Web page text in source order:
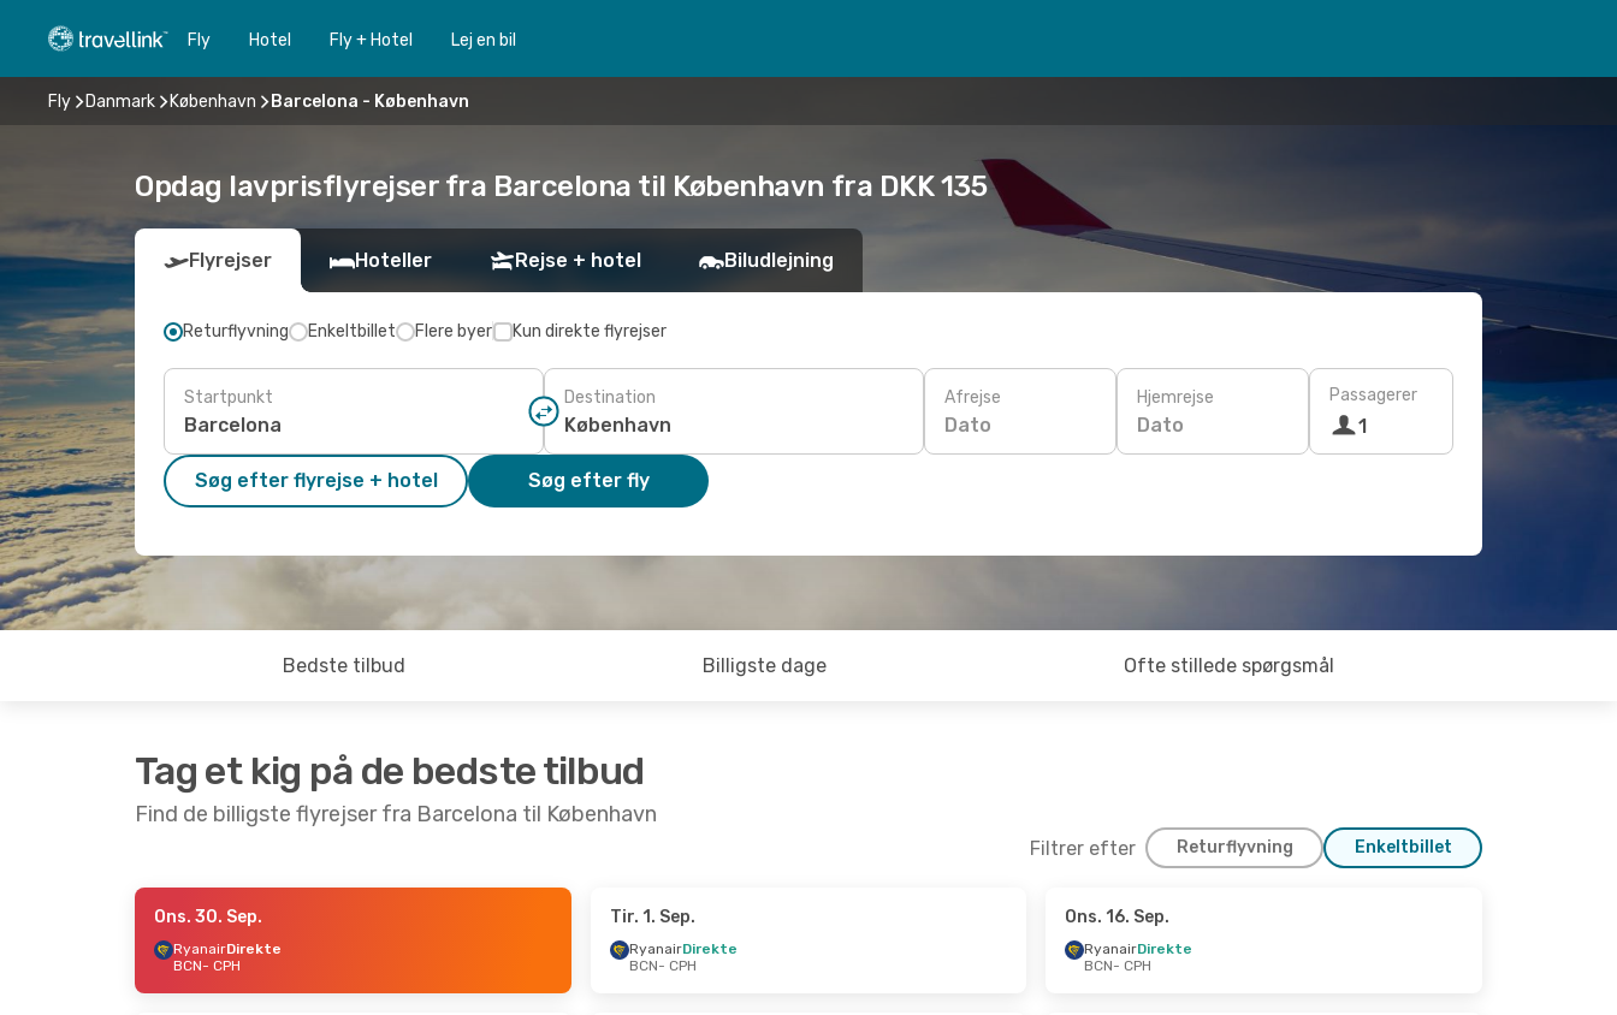
Fly Hotel Fly + Hotel Lej en bil
Fly Danmark København Barcelona - København
Opdag lavprisflyrejser fra Barcelona til København fra DKK 135
Flyrejser Hoteller Rejse + hotel Biludlejning
Returflyvning Enkeltbillet Flere byer Kun direkte flyrejser
Startpunkt Destination Afrejse
Dato
Hjemrejse
Dato
Passagerer
1
Søg efter flyrejse + hotel Søg efter fly
Bedste tilbud Billigste dage Ofte stillede spørgsmål
Tag et kig på de bedste tilbud
Find de billigste flyrejser fra Barcelona til København
Filtrer efter Returflyvning Enkeltbillet
- Ons. 9. Sep. - Søn. 4. Okt. - Ons. 23. Sep.
Ons. 30. Sep.
RyanairDirekte
BCN- CPH
Tir. 1. Sep.
RyanairDirekte
BCN- CPH
Ons. 16. Sep.
RyanairDirekte
BCN- CPH